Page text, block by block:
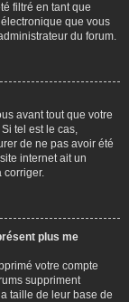
filtré en tant que
que vous
du forum.
avant tout que votre
tel est le cas,
de ne pas avoir été
internet ait un
corriger.
plus me
votre compte
suppriment
taille de leur base de